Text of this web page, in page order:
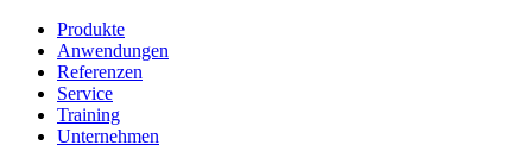
Produkte
Anwendungen
Referenzen
Service
Training
Unternehmen